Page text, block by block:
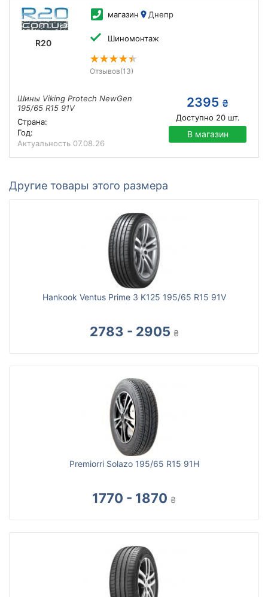
R20
магазин Днепр
Шиномонтаж
Отзывов(13)
Шины Viking Protech NewGen
195/65 R15 91V
Страна:
Год:
Актуальность 07.08.26
2395 ₴
Доступно 20шт.
В магазин
Другие товары этого размера
Hankook Ventus Prime 3 K125 195/65 R15 91V
2783 - 2905 ₴
Premiorri Solazo 195/65 R15 91H
1770 - 1870 ₴